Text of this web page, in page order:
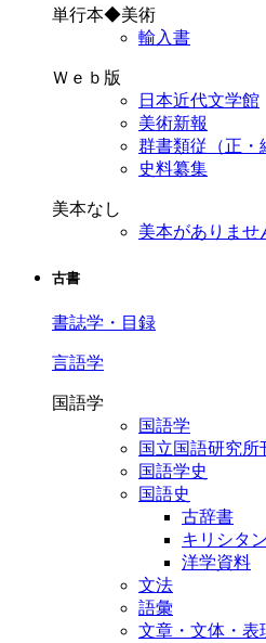
単行本◆美術
輸入書
Ｗｅｂ版
日本近代文学館
美術新報
群書類従（正・
史料纂集
美本なし
美本がありませ
古書
書誌学・目録
言語学
国語学
国語学
国立国語研究所
国語学史
国語史
古辞書
キリシタ
洋学資料
文法
語彙
文章・文体・表